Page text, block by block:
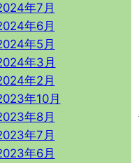
年7月
年6月
年5月
年3月
年2月
年10月
年8月
年7月
年6月